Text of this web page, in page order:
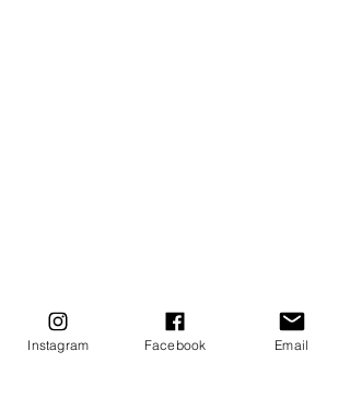
Instagram Facebook Email